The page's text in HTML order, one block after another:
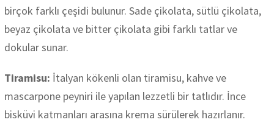
birçok farklı çeşidi bulunur. Sade çikolata, sütlü çikolata,
beyaz çikolata ve bitter çikolata gibi farklı tatlar ve
dokular sunar.
Tiramisu: İtalyan kökenli olan tiramisu, kahve ve
mascarpone peyniri ile yapılan lezzetli bir tatlıdır. İnce
bisküvi katmanları arasına krema sürülerek hazırlanır.